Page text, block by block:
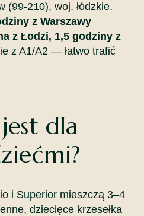
(99-210), woj. łódzkie.
z Warszawy
z Łodzi, 1,5 godziny z
z A1/A2 — łatwo trafić
dla
i Superior mieszczą 3–4
dziecięce krzesełka